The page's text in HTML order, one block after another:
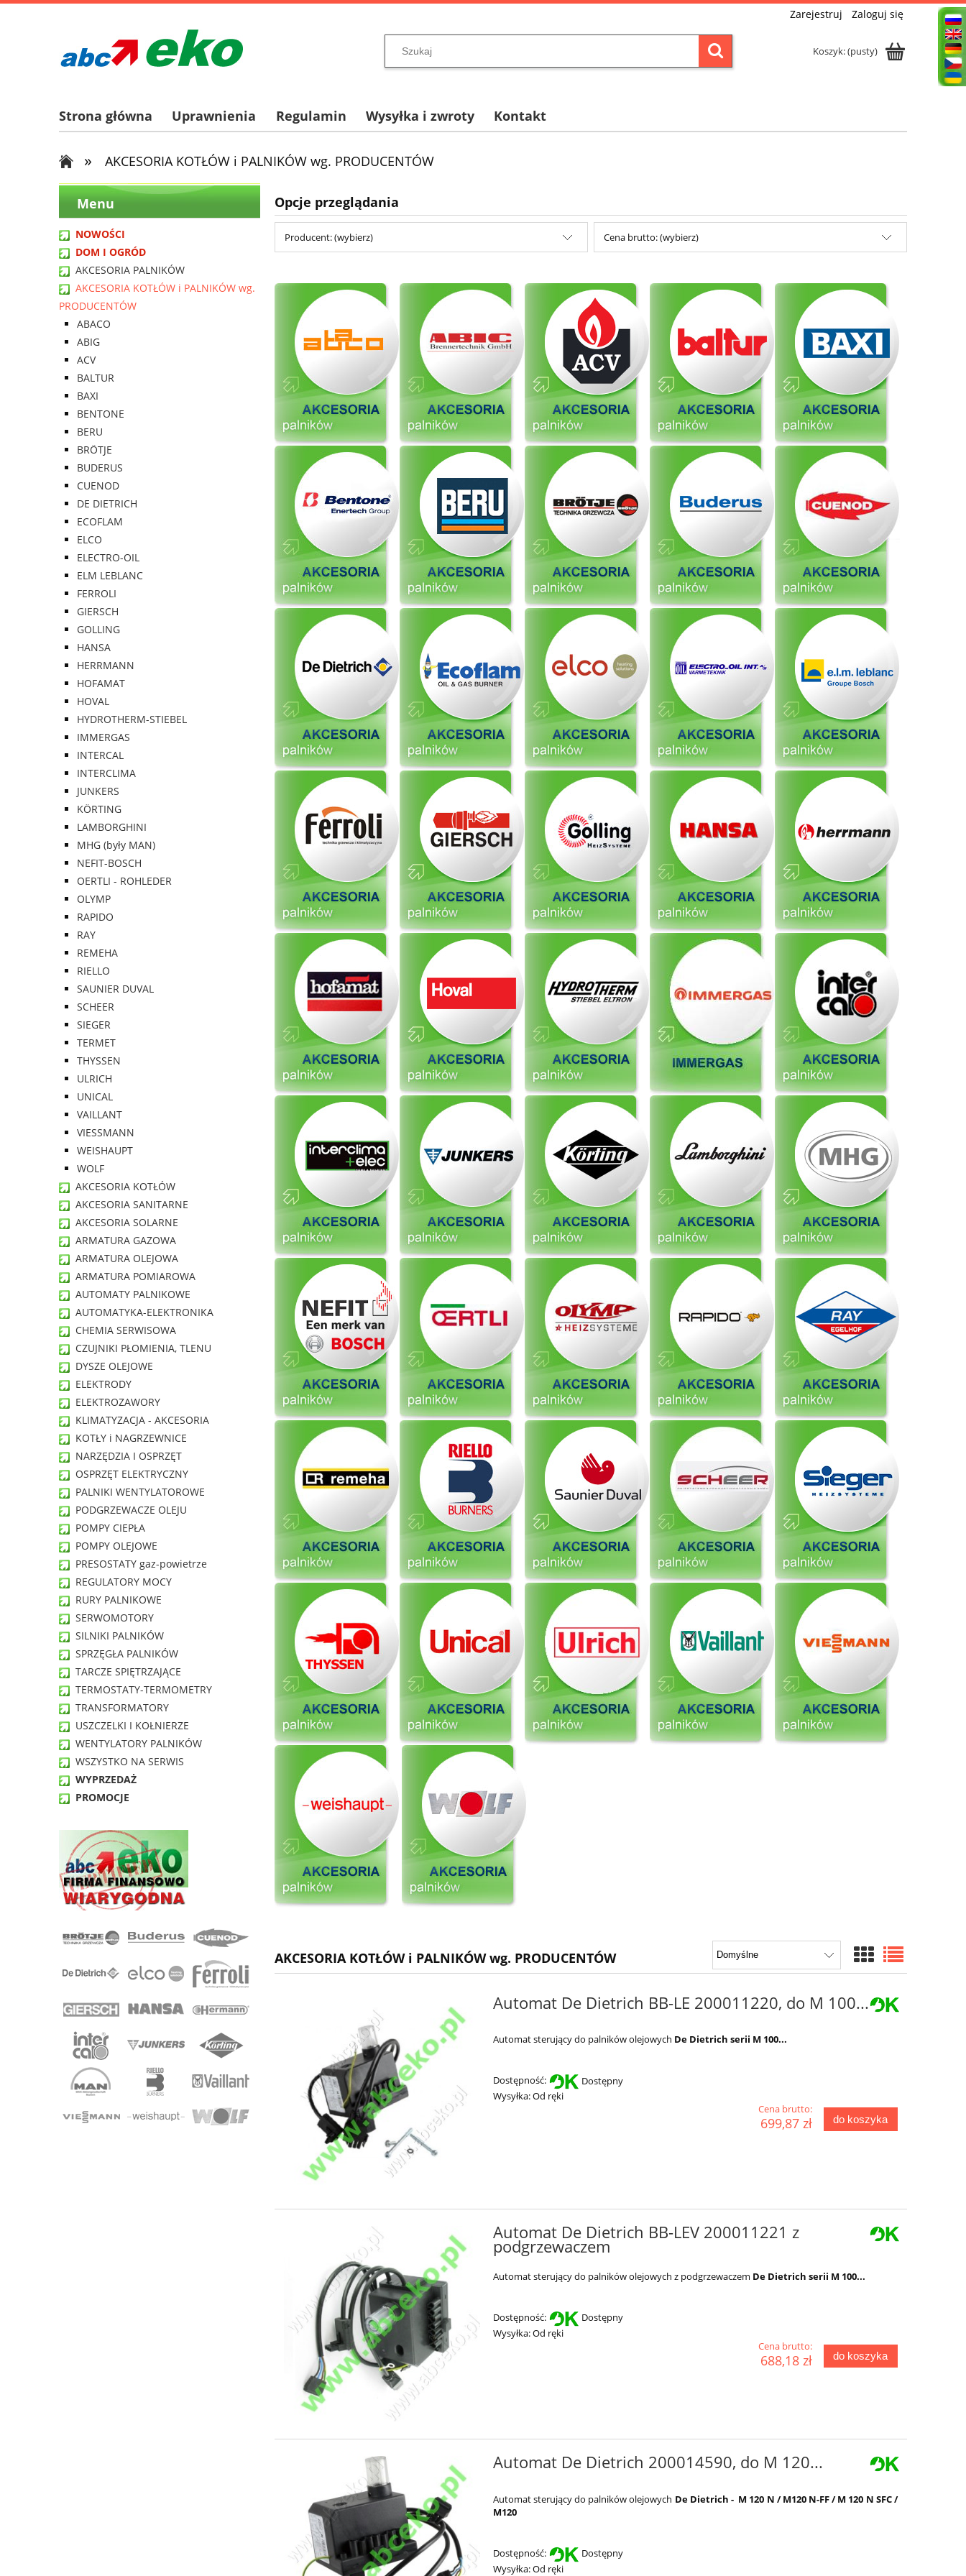
Zarejestruj Zaloguj się
Koszyk:(pusty)
Strona główna Uprawnienia Regulamin Wysyłka i zwroty Kontakt
» AKCESORIA KOTŁÓW i PALNIKÓW wg. PRODUCENTÓW
Menu
NOWOŚCI
DOM I OGRÓD
AKCESORIA PALNIKÓW
AKCESORIA KOTŁÓW i PALNIKÓW wg.
PRODUCENTÓW
ABACO
ABIG
ACV
BALTUR
BAXI
BENTONE
BERU
BRÖTJE
BUDERUS
CUENOD
DE DIETRICH
ECOFLAM
ELCO
ELECTRO-OIL
ELM LEBLANC
FERROLI
GIERSCH
GOLLING
HANSA
HERRMANN
HOFAMAT
HOVAL
HYDROTHERM-STIEBEL
IMMERGAS
INTERCAL
INTERCLIMA
JUNKERS
KÖRTING
LAMBORGHINI
MHG (były MAN)
NEFIT-BOSCH
OERTLI - ROHLEDER
OLYMP
RAPIDO
RAY
REMEHA
RIELLO
SAUNIER DUVAL
SCHEER
SIEGER
TERMET
THYSSEN
ULRICH
UNICAL
VAILLANT
VIESSMANN
WEISHAUPT
WOLF
AKCESORIA KOTŁÓW
AKCESORIA SANITARNE
AKCESORIA SOLARNE
ARMATURA GAZOWA
ARMATURA OLEJOWA
ARMATURA POMIAROWA
AUTOMATY PALNIKOWE
AUTOMATYKA-ELEKTRONIKA
CHEMIA SERWISOWA
CZUJNIKI PŁOMIENIA, TLENU
DYSZE OLEJOWE
ELEKTRODY
ELEKTROZAWORY
KLIMATYZACJA - AKCESORIA
KOTŁY i NAGRZEWNICE
NARZĘDZIA I OSPRZĘT
OSPRZĘT ELEKTRYCZNY
PALNIKI WENTYLATOROWE
PODGRZEWACZE OLEJU
POMPY CIEPŁA
POMPY OLEJOWE
PRESOSTATY gaz-powietrze
REGULATORY MOCY
RURY PALNIKOWE
SERWOMOTORY
SILNIKI PALNIKÓW
SPRZĘGŁA PALNIKÓW
TARCZE SPIĘTRZAJĄCE
TERMOSTATY-TERMOMETRY
TRANSFORMATORY
USZCZELKI I KOŁNIERZE
WENTYLATORY PALNIKÓW
WSZYSTKO NA SERWIS
WYPRZEDAŻ
PROMOCJE
Opcje przeglądania
Producent: (wybierz) Cena brutto: (wybierz)
AKCESORIA KOTŁÓW i PALNIKÓW wg. PRODUCENTÓW
Automat De Dietrich BB-LE 200011220, do M 100...
Automat sterujący do palników olejowych De Dietrich serii M 100...
Dostępność:
Dostępny
Wysyłka:Od ręki
Cena brutto:
699,87 zł do koszyka
Automat De Dietrich BB-LEV 200011221 z
podgrzewaczem
Automat sterujący do palników olejowych z podgrzewaczem De Dietrich serii M 100...
Dostępność:
Dostępny
Wysyłka:Od ręki
Cena brutto:
688,18 zł do koszyka
Automat De Dietrich 200014590, do M 120...
Automat sterujący do palników olejowych De Dietrich - M 120 N / M120 N-FF / M 120 N SFC /
M120
Dostępność:
Dostępny
Wysyłka:Od ręki